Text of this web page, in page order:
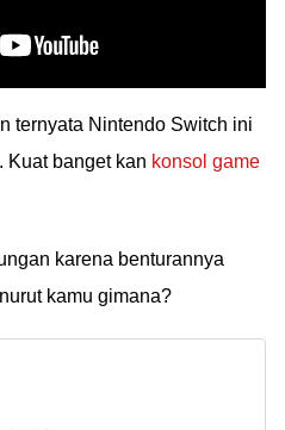
ternyata Nintendo Switch ini
Kuat banget kan konsol game
karena benturannya
kamu gimana?